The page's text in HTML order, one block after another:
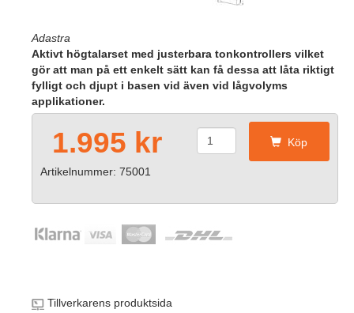
Adastra
Aktivt högtalarset med justerbara tonkontrollers vilket
gör att man på ett enkelt sätt kan få dessa att låta riktigt
fylligt och djupt i basen vid även vid lågvolyms
applikationer.
1.995 kr Köp
Artikelnummer: 75001
Tillverkarens produktsida